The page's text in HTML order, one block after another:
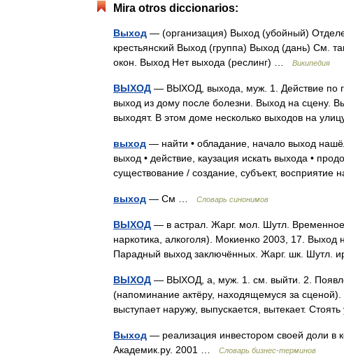
Mira otros diccionarios:
Выход — (организация) Выход (убойный)
крестьянский Выход (группа) Выход (дань) См.
окон. Выход Нет выхода (реслинг) …
Википедия
ВЫХОД — ВЫХОД, выхода, муж. 1. Действие по
выход из дому после болезни. Выход на сцену.
выходят. В этом доме несколько выходов на
выход — найти • обладание, начало выход
выход • действие, каузация искать выхода •
существование / создание, субъект, восприятие
выход — См … Словарь синонимов
ВЫХОД — в астрал. Жарг. мол. Шутл. Временное
наркотика, алкоголя). Мокиенко 2003, 17.
Парадный выход заключённых. Жарг. шк.
ВЫХОД — ВЫХОД, а, муж. 1. см. выйти. 2.
(напоминание актёру, находящемуся за сценой).
выступает наружу, выпускается, вытекает.
Выход — реализация инвестором своей доли в
Академик.ру. 2001 …
Словарь бизнес-терминов